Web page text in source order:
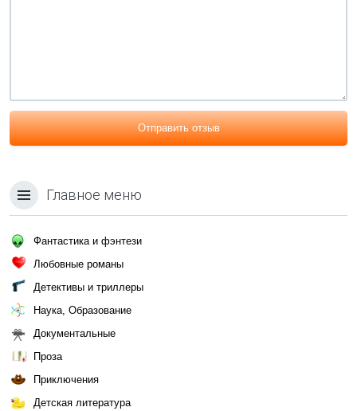
Отправить отзыв
Главное меню
Фантастика и фэнтези
Любовные романы
Детективы и триллеры
Наука, Образование
Документальные
Проза
Приключения
Детская литература